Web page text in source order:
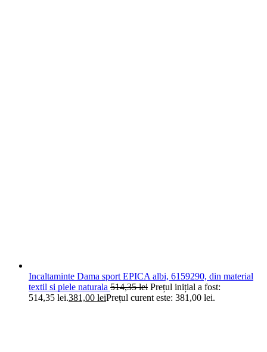
Incaltaminte Dama sport EPICA albi, 6159290, din material
textil si piele naturala 514,35lei Prețul inițial a fost:
514,35 lei.381,00 leiPrețul curent este: 381,00 lei.